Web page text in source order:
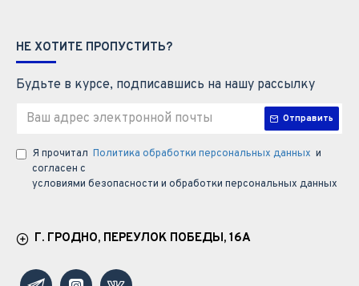
НЕ ХОТИТЕ ПРОПУСТИТЬ?
Будьте в курсе, подписавшись на нашу рассылку
Отправить
Я прочитал Политика обработки персональных данных и
согласен с
условиями безопасности и обработки персональных данных
Г. ГРОДНО, ПЕРЕУЛОК ПОБЕДЫ, 16А